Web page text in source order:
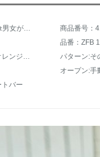
商品番号：
品番：ZFB
パターン:そ
オープン:手
バー